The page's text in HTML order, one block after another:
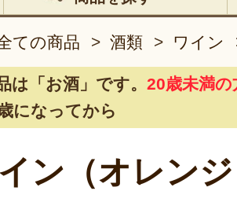
ての商品 > 酒類 > ワイン
は 「お酒」 です。 20歳未満
になってから
ン（オレン